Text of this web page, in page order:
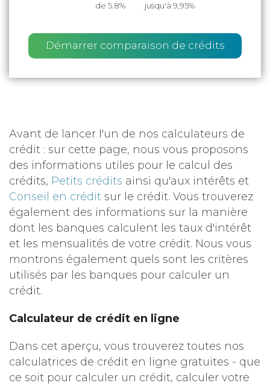
de 5.8% jusqu'à 9,95%
Démarrer comparaison de crédits
Avant de lancer l'un de nos calculateurs de
crédit : sur cette page, nous vous proposons
des informations utiles pour le calcul des
crédits, Petits crédits ainsi qu'aux intérêts et
Conseil en crédit sur le crédit. Vous trouverez
également des informations sur la manière
dont les banques calculent les taux d'intérêt
et les mensualités de votre crédit. Nous vous
montrons également quels sont les critères
utilisés par les banques pour calculer un
crédit.
Calculateur de crédit en ligne
Dans cet aperçu, vous trouverez toutes nos
calculatrices de crédit en ligne gratuites - que
ce soit pour calculer un crédit, calculer votre